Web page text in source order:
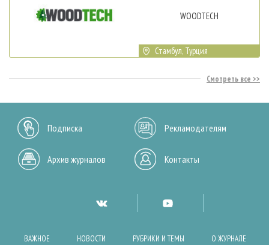
WOODTECH
Стамбул, Турция
Смотреть все
Подписка Рекламодателям
Архив журналов Контакты
ВАЖНОЕ НОВОСТИ РУБРИКИ И ТЕМЫ О ЖУРНАЛЕ